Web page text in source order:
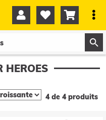
   
HEROES
4 de 4 produits